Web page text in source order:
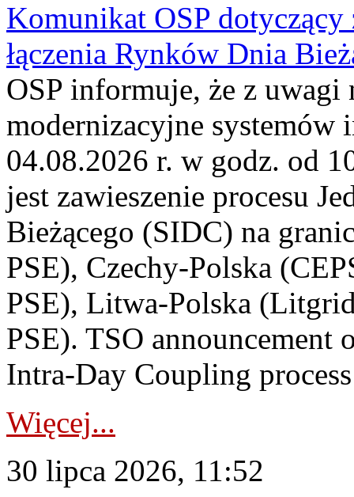
Komunikat OSP dotyczący
łączenia Rynków Dnia
OSP informuje, że z uwagi
modernizacyjne
04.08.2026 r. w godz. od
jest zawieszenie procesu
Bieżącego (SIDC) na
PSE), Czechy-Polska
PSE), Litwa-Polska
PSE). TSO announcement
Intra-Day Coupling
Więcej...
30 lipca 2026, 11:52